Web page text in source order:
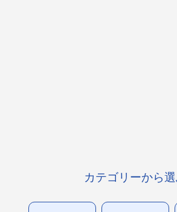
カテゴリーから